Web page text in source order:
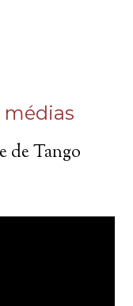
médias
de Tango